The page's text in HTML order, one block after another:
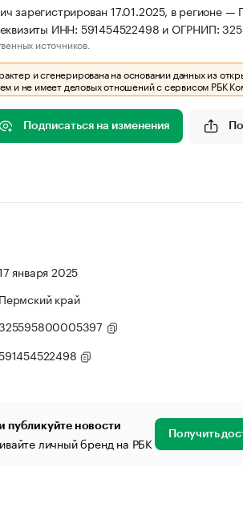
зарегистрирован 17.01.2025, в регионе
ИНН: 591454522498 и ОГРНИП:
источников.
и сгенерирована на основании данных из
и не имеет деловых отношений с сервисом РБК
Подписаться на изменения
января 2025
Пермский край
публикуйте новости
личный бренд на РБК Получить